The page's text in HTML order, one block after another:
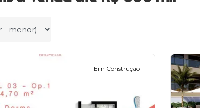
Em Construção